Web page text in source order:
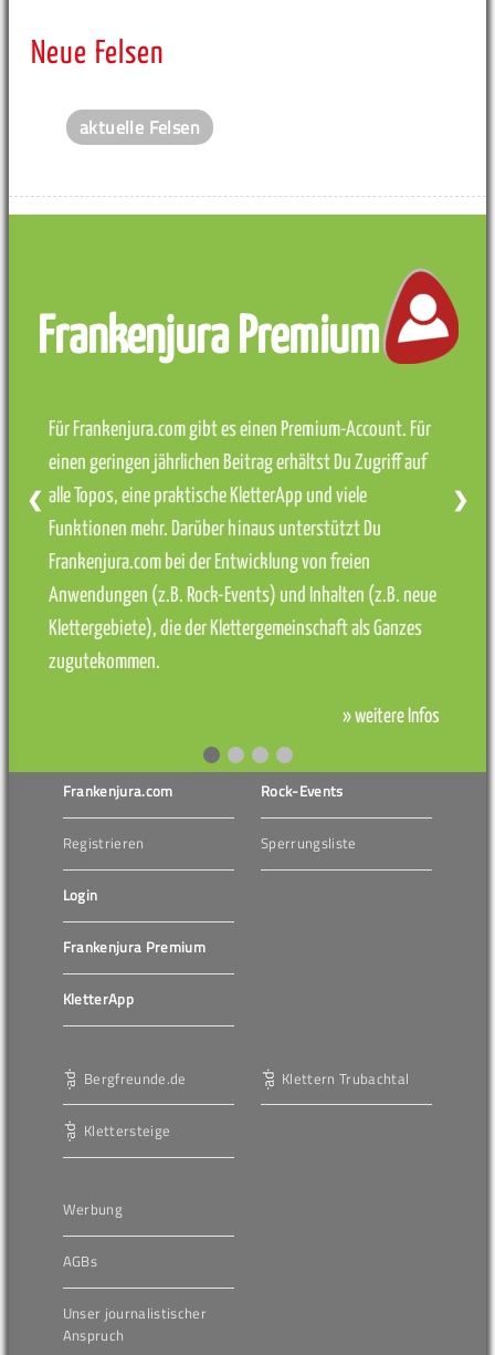
Neue Felsen
aktuelle Felsen
Frankenjura Premium
Für Frankenjura.com gibt es einen Premium-Account. Für
einen geringen jährlichen Beitrag erhältst Du Zugriff auf
alle Topos, eine praktische KletterApp und viele
Funktionen mehr. Darüber hinaus unterstützt Du
Frankenjura.com bei der Entwicklung von freien
Anwendungen (z.B. Rock-Events) und Inhalten (z.B. neue
Klettergebiete), die der Klettergemeinschaft als Ganzes
zugutekommen.
» weitere Infos
❮ ❯
Frankenjura.com
Registrieren
Login
Frankenjura Premium
KletterApp
Rock-Events
Sperrungsliste
Bergfreunde.de
Klettersteige
Klettern Trubachtal
Werbung
AGBs
Unser journalistischer
Anspruch